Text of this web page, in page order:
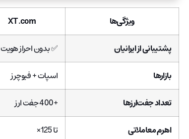
ویژگی‌ها XT.com
پشتیبانی از ایرانیان
✅ بدون احراز هویت
بازارها
اسپات + فیوچرز
تعداد جفت‌ارزها
+400 جفت ارز
اهرم معاملاتی
تا 125×